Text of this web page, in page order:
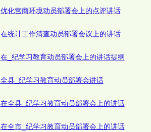
优化营商环境动员部署会上的点评讲话
在统计工作清查动员部署会议上的讲话
在_纪学习教育动员部署会上的讲话提纲
全县_纪学习教育动员部署会讲话
在全县_纪学习教育动员部署会上的讲话
在全市_纪学习教育动员部署会上的讲话